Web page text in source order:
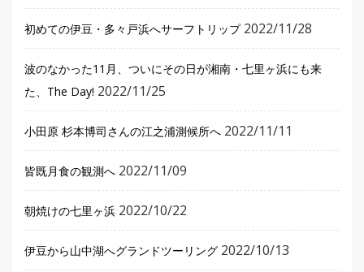
初めての伊豆・多々戸浜へサーフトリップ 2022/11/28
波のなかった11月、ついにその日が湘南・七里ヶ浜にも来
た、The Day! 2022/11/25
小田原 杉本博司さんの江之浦測候所へ 2022/11/11
皆既月食の観測へ 2022/11/09
朝焼けの七里ヶ浜 2022/10/22
伊豆から山中湖へグランドツーリング 2022/10/13